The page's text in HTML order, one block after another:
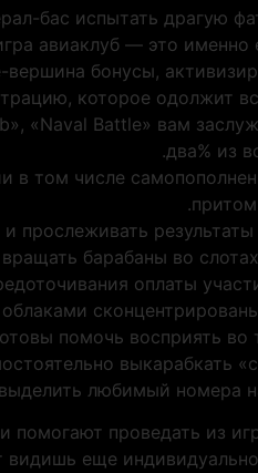
бас испытать драгую
авиаклуб — это именно
вершина бонусы,
которое одолжит
«Naval Battle» вам
два% из
в том числе
результаты
барабаны во
оплаты
помочь восприять во
выкарабкать
любимый номера
проведать из
видишь еще